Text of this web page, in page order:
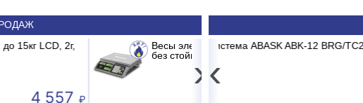
M-ER 326 AC-15.2 до 15кг LCD, 2г,
Принтер
›
ABK-12 BRG/TC2/E1 BURGOS BLACK Сплит-
‹